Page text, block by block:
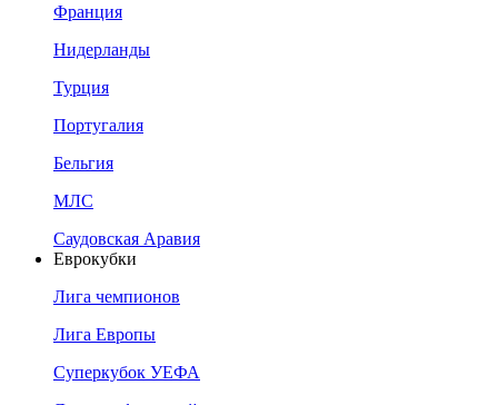
Франция
Нидерланды
Турция
Португалия
Бельгия
МЛС
Саудовская Аравия
Еврокубки
Лига чемпионов
Лига Европы
Суперкубок УЕФА